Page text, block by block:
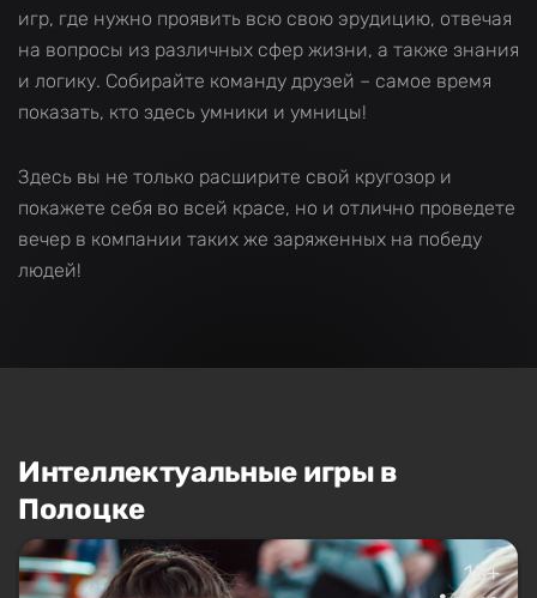
игр, где нужно проявить всю свою эрудицию, отвечая
на вопросы из различных сфер жизни, а также знания
и логику. Собирайте команду друзей – самое время
показать, кто здесь умники и умницы!
Здесь вы не только расширите свой кругозор и
покажете себя во всей красе, но и отлично проведете
вечер в компании таких же заряженных на победу
людей!
Интеллектуальные игры в
Полоцке
18+